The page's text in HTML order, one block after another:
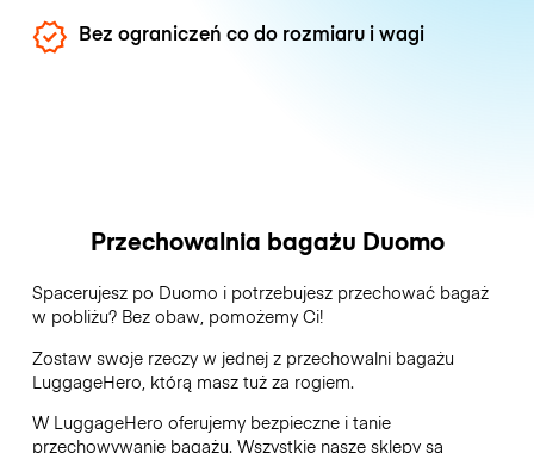
Bez ograniczeń co do rozmiaru i wagi
Przechowalnia bagażu Duomo
Spacerujesz po Duomo i potrzebujesz przechować bagaż
w pobliżu? Bez obaw, pomożemy Ci!
Zostaw swoje rzeczy w jednej z przechowalni bagażu
LuggageHero , którą masz tuż za rogiem.
W LuggageHero oferujemy bezpieczne i tanie
przechowywanie bagażu. Wszystkie nasze sklepy są